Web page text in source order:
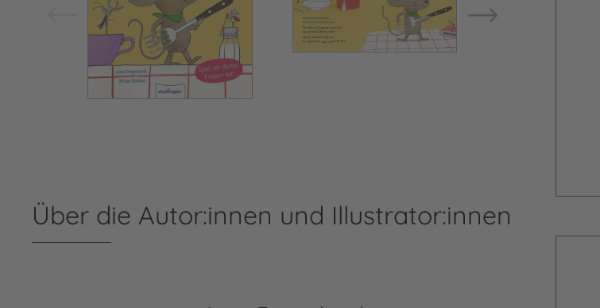
Über die Autor:innen und Illustrator:innen